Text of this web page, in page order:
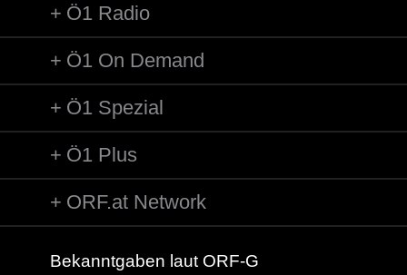
Ö1 Radio
Ö1 On Demand
Ö1 Spezial
Ö1 Plus
ORF.at Network
Bekanntgaben laut ORF-G